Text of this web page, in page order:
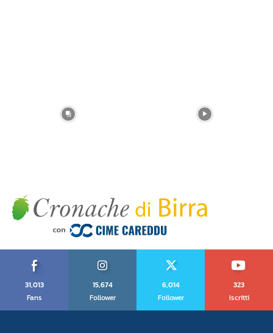
31,013
Fans
15,674
Follower
6,014
Follower
323
Iscritti